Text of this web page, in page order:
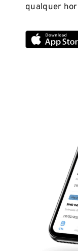
qualquer